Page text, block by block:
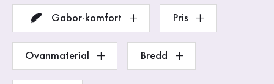
Gabor-komfort Pris
Ovanmaterial Bredd